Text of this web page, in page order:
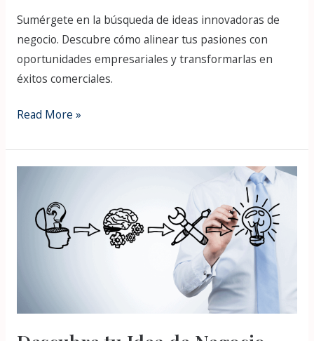
Sumérgete en la búsqueda de ideas innovadoras de
negocio. Descubre cómo alinear tus pasiones con
oportunidades empresariales y transformarlas en
éxitos comerciales.
Read More »
Idea
Negocio